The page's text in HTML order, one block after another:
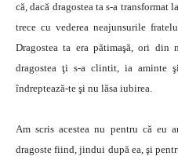
că, dacă dragostea ta s-a transformat
trece cu vederea neajunsurile
Dragostea ta era pătimaşă, ori din
dragostea ţi s-a clintit, ia aminte
îndreptează-te şi nu lăsa iubirea.
Am scris acestea nu pentru că eu
dragoste fiind, jindui după ea, şi